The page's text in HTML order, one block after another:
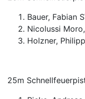
Bauer,
Nicolussi
Holzner,
25m